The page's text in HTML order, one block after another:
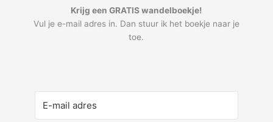
Krijg een GRATIS wandelboekje!
Vul je e-mail adres in. Dan stuur ik het boekje naar je
toe.